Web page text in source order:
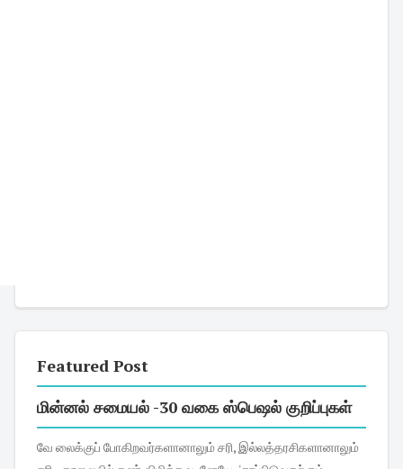
Featured Post
மின்னல் சமையல் -30 வகை ஸ்பெஷல் குறிப்புகள்
வே லைக்குப் போகிறவர்களானாலும் சரி, இல்லத்தரசிகளானாலும்